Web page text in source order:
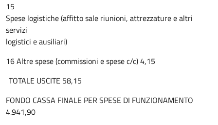
15
Spese logistiche (affitto sale riunioni, attrezzature e altri
servizi
logistici e ausiliari)
16 Altre spese (commissioni e spese c/c) 4,15
TOTALE USCITE 58,15
FONDO CASSA FINALE PER SPESE DI FUNZIONAMENTO
4.941,90